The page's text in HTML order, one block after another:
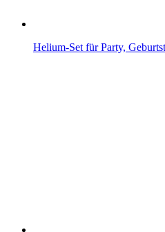
Helium-Set für Party,